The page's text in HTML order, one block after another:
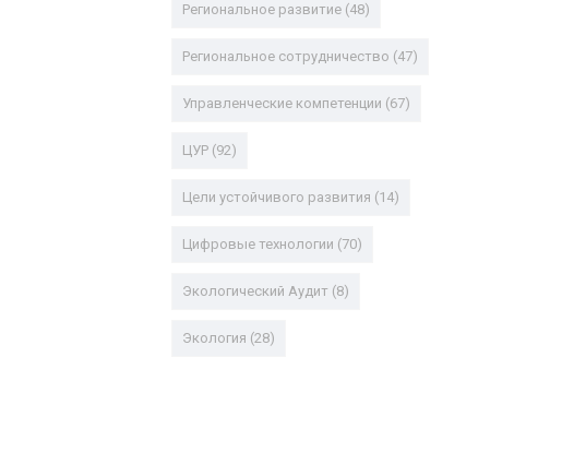
Региональное развитие(48)
Региональное сотрудничество (47)
Управленческие компетенции (67)
ЦУР(92)
Цели устойчивого развития (14)
Цифровые технологии (70)
Экологический Аудит (8)
Экология (28)